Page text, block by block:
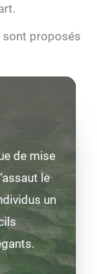
sont proposés
de mise
le
un